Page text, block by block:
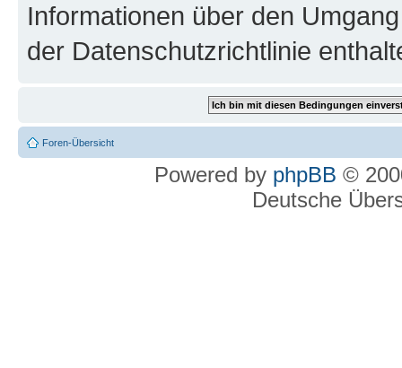
Informationen über den
der Datenschutzrichtlinie
Foren-Übersicht
Powered by phpBB ©
Deutsche